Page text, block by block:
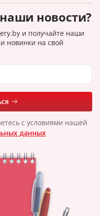
новости?
и получайте наши
новинки на свой
с условиями нашей
данных